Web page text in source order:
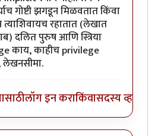
गोष्टी झगडून मिळवतात किंवा
त्याशिवायच रहातात (लेखात
दलित पुरुष आणि स्त्रिया
काय, काहीच privilege
लॉग इन कराकिंवासदस्य व्हा